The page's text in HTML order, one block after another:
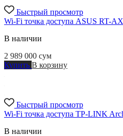
Быстрый просмотр
Wi-Fi точка доступа ASUS RT-
В наличии
2 989 000 сум
Купить В корзину
Быстрый просмотр
Wi-Fi точка доступа TP-LINK
В наличии